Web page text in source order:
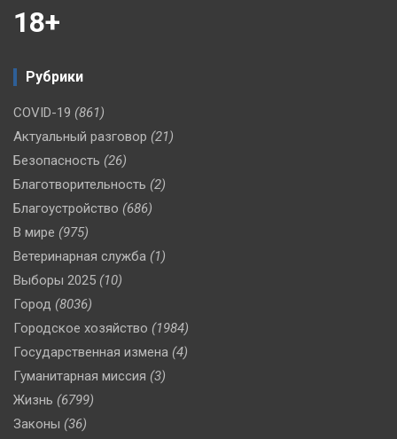
18+
Рубрики
COVID-19 (861)
Актуальный разговор (21)
Безопасность (26)
Благотворительность (2)
Благоустройство (686)
В мире (975)
Ветеринарная служба (1)
Выборы 2025 (10)
Город (8036)
Городское хозяйство (1984)
Государственная измена (4)
Гуманитарная миссия (3)
Жизнь (6799)
Законы (36)